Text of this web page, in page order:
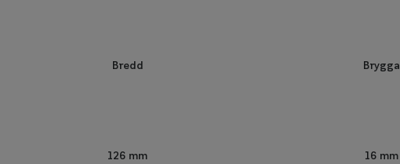
Bredd
126 mm
Brygga
16 mm